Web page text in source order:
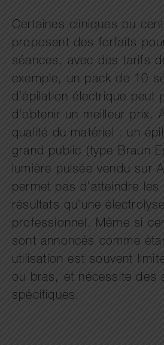
Certaines cliniques ou
proposent des forfaits
séances, avec des tarifs
exemple, un pack de 10
d’épilation électrique peut
d’obtenir un meilleur prix.
qualité du matériel : un
grand public (type Braun
lumière pulsée vendu sur
permet pas d’atteindre les
résultats qu’une
professionnel. Même si
sont annoncés comme
utilisation est souvent
ou bras, et nécessite des
spécifiques.